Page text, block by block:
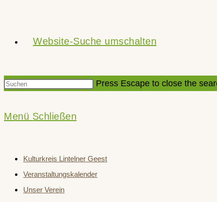
Website-Suche umschalten
Press Escape to close the
Menü Schließen
Kulturkreis Lintelner Geest
Veranstaltungskalender
Unser Verein